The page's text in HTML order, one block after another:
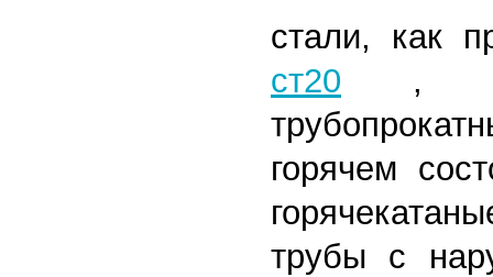
стали, как
ст20 ,
горячем
трубы с